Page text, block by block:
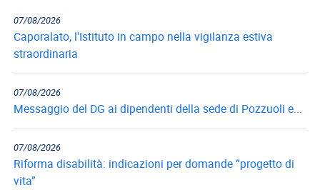
Caporalato, l'Istituto in campo nella vigilanza estiva
straordinaria
Messaggio del DG ai dipendenti della sede di Pozzuoli e...
Riforma disabilità: indicazioni per domande “progetto di
vita”